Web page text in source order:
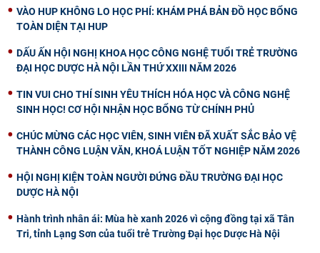
VÀO HUP KHÔNG LO HỌC PHÍ: KHÁM PHÁ BẢN ĐỒ HỌC BỔNG
TOÀN DIỆN TẠI HUP
DẤU ẤN HỘI NGHỊ KHOA HỌC CÔNG NGHỆ TUỔI TRẺ TRƯỜNG
ĐẠI HỌC DƯỢC HÀ NỘI LẦN THỨ XXIII NĂM 2026
TIN VUI CHO THÍ SINH YÊU THÍCH HÓA HỌC VÀ CÔNG NGHỆ
SINH HỌC! CƠ HỘI NHẬN HỌC BỔNG TỪ CHÍNH PHỦ
CHÚC MỪNG CÁC HỌC VIÊN, SINH VIÊN ĐÃ XUẤT SẮC BẢO VỆ
THÀNH CÔNG LUẬN VĂN, KHOÁ LUẬN TỐT NGHIỆP NĂM 2026
HỘI NGHỊ KIỆN TOÀN NGƯỜI ĐỨNG ĐẦU TRƯỜNG ĐẠI HỌC
DƯỢC HÀ NỘI
Hành trình nhân ái: Mùa hè xanh 2026 vì cộng đồng tại xã Tân
Tri, tỉnh Lạng Sơn của tuổi trẻ Trường Đại học Dược Hà Nội